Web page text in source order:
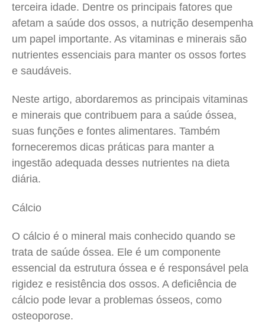
terceira idade. Dentre os principais fatores que
afetam a saúde dos ossos, a nutrição desempenha
um papel importante. As vitaminas e minerais são
nutrientes essenciais para manter os ossos fortes
e saudáveis.
Neste artigo, abordaremos as principais vitaminas
e minerais que contribuem para a saúde óssea,
suas funções e fontes alimentares. Também
forneceremos dicas práticas para manter a
ingestão adequada desses nutrientes na dieta
diária.
Cálcio
O cálcio é o mineral mais conhecido quando se
trata de saúde óssea. Ele é um componente
essencial da estrutura óssea e é responsável pela
rigidez e resistência dos ossos. A deficiência de
cálcio pode levar a problemas ósseos, como
osteoporose.